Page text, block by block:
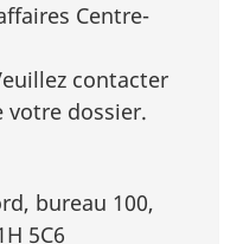
Centre-
contacter
votre dossier.
bureau 100,
5C6